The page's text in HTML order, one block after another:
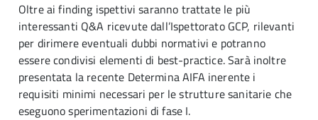
Oltre ai finding ispettivi saranno trattate le più
interessanti Q&A ricevute dall’Ispettorato GCP, rilevanti
per dirimere eventuali dubbi normativi e potranno
essere condivisi elementi di best-practice. Sarà inoltre
presentata la recente Determina AIFA inerente i
requisiti minimi necessari per le strutture sanitarie che
eseguono sperimentazioni di fase I.